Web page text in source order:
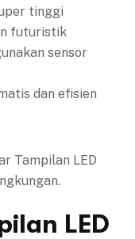
tinggi
futuristik
sensor
dan efisien
Tampilan LED
LED